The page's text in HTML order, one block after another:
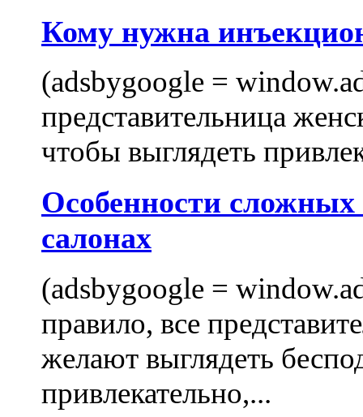
Кому нужна
(adsbygoogle =
представительница
чтобы выглядеть
Особенности
салонах
(adsbygoogle =
правило, все
желают выглядеть
привлекательно,...